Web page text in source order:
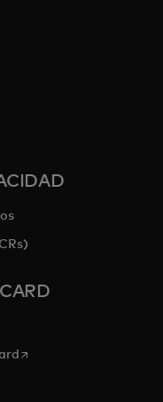
una pestaña nueva
se abre en una pestaña
en una pestaña nueva